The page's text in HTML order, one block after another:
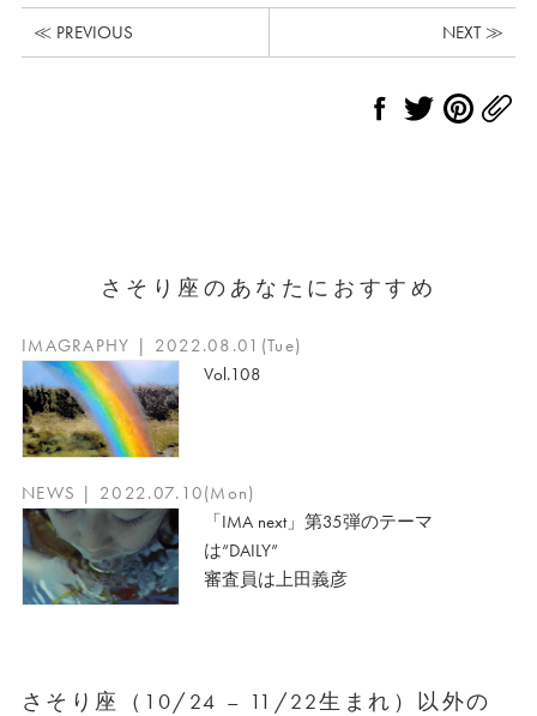
≪ PREVIOUS NEXT ≫
さそり座のあなたにおすすめ
IMAGRAPHY | 2022.08.01(Tue)
Vol.108
NEWS | 2022.07.10(Mon)
「IMA next」第35弾のテーマ
は“DAILY”
審査員は上田義彦
さそり座（10/24 – 11/22生まれ）以外の